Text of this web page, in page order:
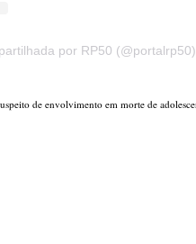
por RP50 (@portalrp50)